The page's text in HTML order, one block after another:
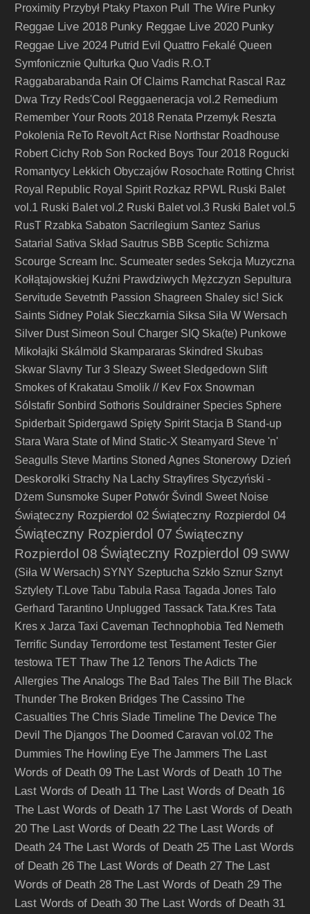
Proximity Przybył Ptaky Ptaxon Pull The Wire Punky
Reggae Live 2018 Punky Reggae Live 2020 Punky
Reggae Live 2024 Putrid Evil Quattro Fekalé Queen
Symfonicznie Qulturka Quo Vadis R.O.T
Raggabarabanda Rain Of Claims Ramchat Rascal
Raz
Dwa Trzy Reds'Cool Reggaeneracja vol.2 Remedium
Remember Your Roots 2018 Renata Przemyk Reszta
Pokolenia ReTo Revolt Act Rise Northstar Roadhouse
Robert Cichy Rob Son Rocked Boys Tour 2018 Rogucki
Romantycy Lekkich Obyczajów Rosochate Rotting Christ
Royal Republic Royal Spirit Rozkaz RPWL Ruski Balet
vol.1 Ruski Balet vol.2 Ruski Balet vol.3 Ruski Balet vol.5
RusT Rzabka Sabaton Sacrilegium Santez Sarius
Satarial Sativa Skład Sautrus SBB Sceptic Schizma
Scourge Scream Inc. Scumeater sedes Sekcja Muzyczna
Kołłątajowskiej Kuźni Prawdziwych Mężczyzn Sepultura
Servitude Sevetnth Passion Shagreen Shaley sic! Sick
Saints Sidney Polak Sieczkarnia Siksa Siła W Wersach
Silver Dust Simeon Soul Charger SIQ Ska(te) Punkowe
Mikołajki Skálmöld Skampararas Skindred Skubas
Skwar Slavny Tur 3 Sleazy Sweet Sledgedown Slift
Smokes of Krakatau Smolik // Kev Fox Snowman
Sólstafir Sonbird Sothoris Souldrainer Species Sphere
Spiderbait Spidergawd Spięty Spirit Stacja B Stand-up
Stara Wara State of Mind Static-X Steamyard Steve 'n'
Seagulls Steve Martins Stoned Agnes Stonerowy Dzień
Deskorolki Strachy Na Lachy Strayfires Styczyński -
Dżem Sunsmoke Super Potwór Švindl Sweet Noise
Świąteczny Rozpierdol 02 Świąteczny Rozpierdol 04
Świąteczny Rozpierdol 07 Świąteczny
Rozpierdol 08 Świąteczny Rozpierdol 09 SWW
(Siła W Wersach) SYNY Szeptucha Szkło Sznur Sznyt
Sztylety T.Love Tabu Tabula Rasa Tagada Jones Talo
Gerhard Tarantino Unplugged Tassack Tata.Kres Tata
Kres x Jarza Taxi Caveman Technophobia Ted Nemeth
Terrific Sunday Terrordome test Testament Tester Gier
testowa TET Thaw The 12 Tenors The Adicts The
Allergies The Analogs The Bad Tales The Bill
The Black
Thunder The Broken Bridges The Cassino The
Casualties The Chris Slade Timeline The Device The
Devil The Djangos The Doomed Caravan vol.02 The
Dummies The Howling Eye The Jammers The Last
Words of Death 09 The Last Words of Death 10 The
Last Words of Death 11 The Last Words of Death 16
The Last Words of Death 17 The Last Words of Death
20 The Last Words of Death 22 The Last Words of
Death 24 The Last Words of Death 25 The Last Words
of Death 26 The Last Words of Death 27 The Last
Words of Death 28 The Last Words of Death 29 The
Last Words of Death 30 The Last Words of Death 31